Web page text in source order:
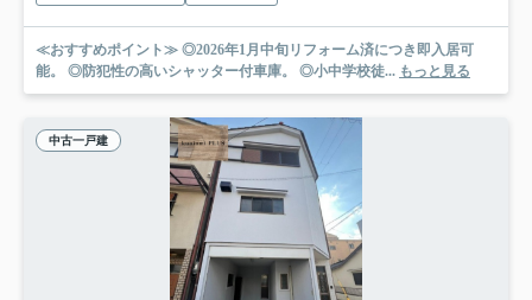
≪おすすめポイント≫ ◎2026年1月中旬リフォーム済につき即入居可
能。 ◎防犯性の高いシャッター付車庫。 ◎小中学校徒... もっと見る
中古一戸建